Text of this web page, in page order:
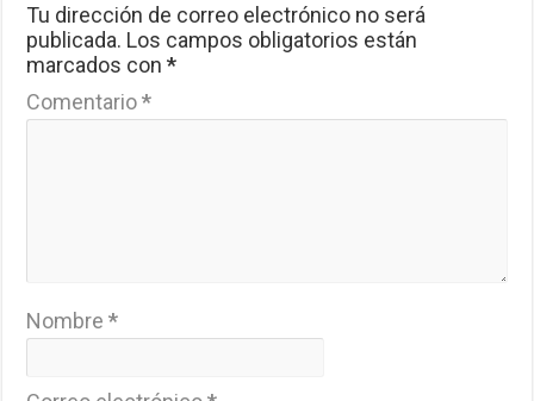
Tu dirección de correo electrónico no será
publicada. Los campos obligatorios están
marcados con*
Comentario*
Nombre*